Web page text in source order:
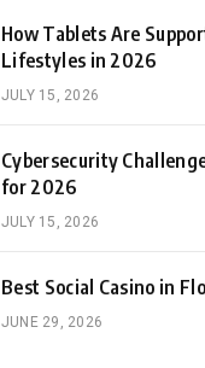
How Tablets Are
Lifestyles in 2026
JULY 15, 2026
Cybersecurity
for 2026
JULY 15, 2026
Best Social Casino in
JUNE 29, 2026